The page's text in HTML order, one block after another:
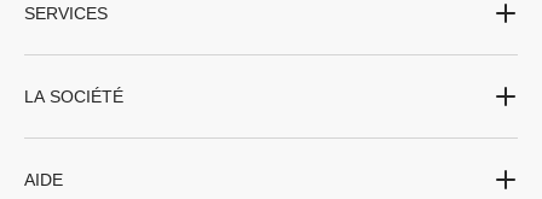
SERVICES
LA SOCIÉTÉ
AIDE